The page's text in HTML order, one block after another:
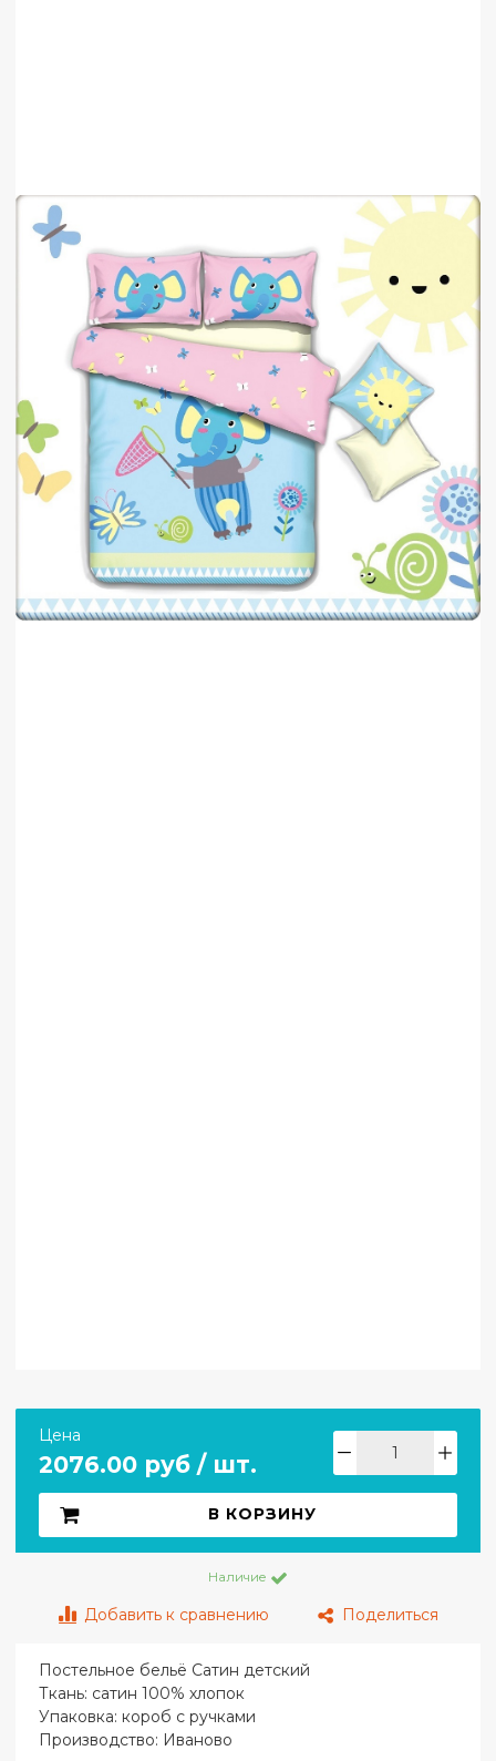
Цена
2076.00 руб / шт.
В КОРЗИНУ
Наличие
Добавить к сравнению Поделиться
Постельное бельё Сатин детский
Ткань: сатин 100% хлопок
Упаковка: короб с ручками
Производство: Иваново